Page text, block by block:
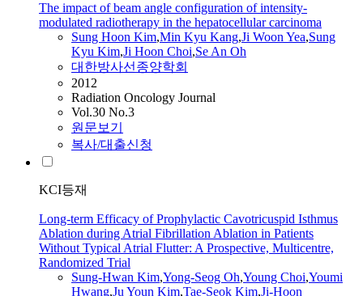
The impact of beam angle configuration of intensity-
modulated radiotherapy in the hepatocellular carcinoma
Sung Hoon Kim,Min Kyu Kang,Ji Woon Yea,Sung
Kyu Kim,Ji Hoon Choi,Se An Oh
대한방사선종양학회
2012
Radiation Oncology Journal
Vol.30 No.3
원문보기
복사/대출신청
KCI등재
Long-term Efficacy of Prophylactic Cavotricuspid Isthmus
Ablation during Atrial Fibrillation Ablation in Patients
Without Typical Atrial Flutter: A Prospective, Multicentre,
Randomized Trial
Sung-Hwan Kim,Yong-Seog Oh,Young Choi,Youmi
Hwang,Ju Youn Kim,Tae-Seok Kim,Ji-Hoon